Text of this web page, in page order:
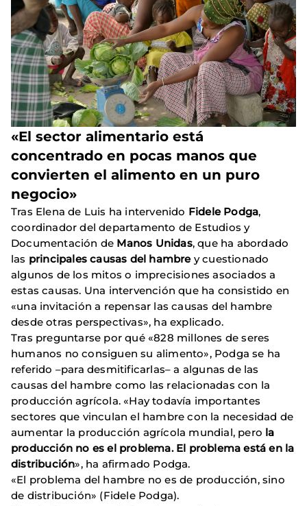
«El sector alimentario está
concentrado en pocas manos que
convierten el alimento en un puro
negocio»
Tras Elena de Luis ha intervenido Fidele Podga,
coordinador del departamento de Estudios y
Documentación de Manos Unidas, que ha abordado
las principales causas del hambre y cuestionado
algunos de los mitos o imprecisiones asociados a
estas causas. Una intervención que ha consistido en
«una invitación a repensar las causas del hambre
desde otras perspectivas», ha explicado.
Tras preguntarse por qué «828 millones de seres
humanos no consiguen su alimento», Podga se ha
referido –para desmitificarlas– a algunas de las
causas del hambre como las relacionadas con la
producción agrícola. «Hay todavía importantes
sectores que vinculan el hambre con la necesidad de
aumentar la producción agrícola mundial, pero la
producción no es el problema. El problema está en la
distribución», ha afirmado Podga.
«El problema del hambre no es de producción, sino
de distribución» (Fidele Podga).